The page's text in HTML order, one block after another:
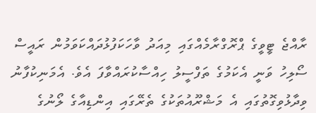
ރާއްޖެ ޓީވީގެ ޕްރޮގްރާމެއްގައި މިއަދު ވާހަކަފުޅުދައްކަވަމުން ރައީސް
ސޯލިހު ވަނީ އެކަމުގެ ތަފްސީލު ހިއްސާކުރައްވާފަ އެވެ. އެމަނިކުފާނު
ވިދާޅުވިގޮތުގައި އެ މަޝްރޫއުތަކުގެ ތެރޭގައި އިންޑިއާގެ ލޯނުގެ